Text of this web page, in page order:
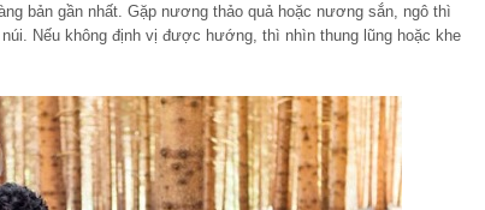
bản gần nhất. Gặp nương thảo quả hoặc nương sắn, ngô thì
Nếu không định vị được hướng, thì nhìn thung lũng hoặc khe